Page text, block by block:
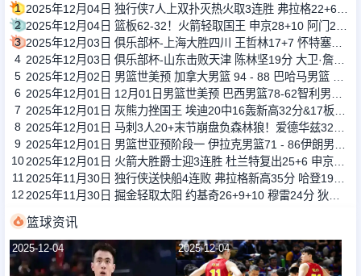
1
2
3
4
5
6
7
8
9
10
11
12
篮球资讯
2025-12-04 2025-12-04